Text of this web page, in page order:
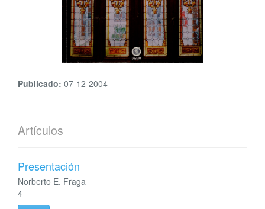
Publicado: 07-12-2004
Artículos
Presentación
Norberto E. Fraga
4